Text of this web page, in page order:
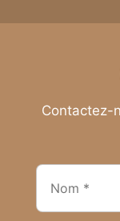
Contactez-